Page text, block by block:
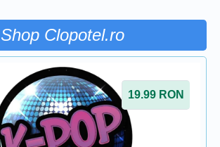
Shop Clopotel.ro
19.99 RON